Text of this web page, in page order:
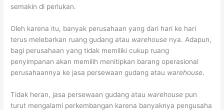
semakin di perlukan.
Oleh karena itu, banyak perusahaan yang dari hari ke hari
terus melebarkan ruang gudang atau warehouse nya. Adapun,
bagi perusahaan yang tidak memiliki cukup ruang
penyimpanan akan memilih menitipkan barang operasional
perusahaannya ke jasa persewaan gudang atau warehouse.
Tidak heran, jasa persewaan gudang atau warehouse pun
turut mengalami perkembangan karena banyaknya pengusaha